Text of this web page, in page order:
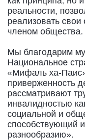
реальности,
реализовать свои
членом общества.
Мы благодарим
Национальное
«Мифаль ха-
приверженность
рассматривают
инвалидностью
социальной и
способствующий
разнообразию».